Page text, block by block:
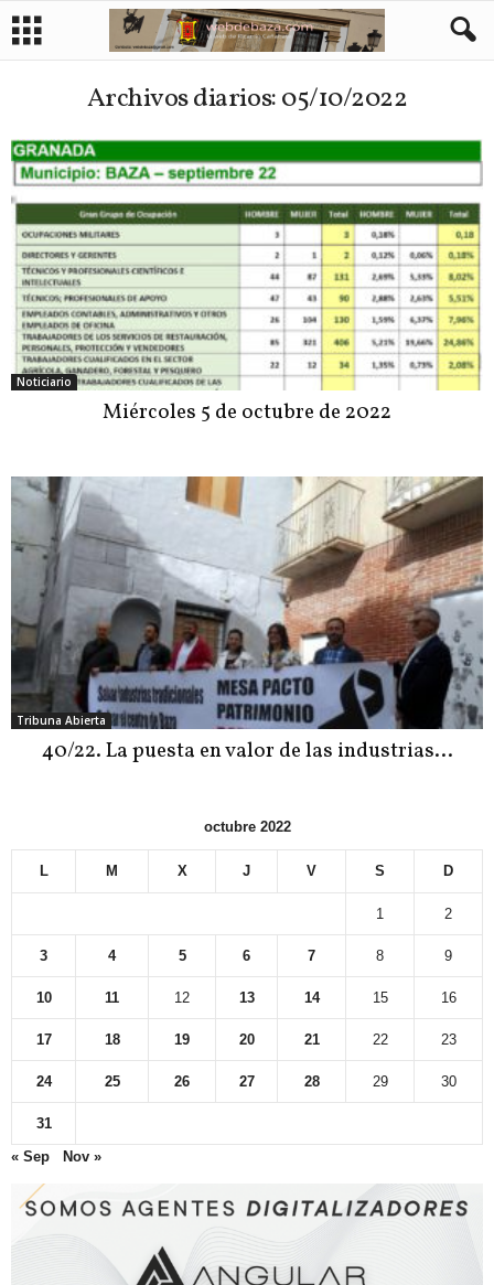
Archivos diarios: 05/10/2022
Noticiario
Miércoles 5 de octubre de 2022
Tribuna Abierta
40/22. La puesta en valor de las industrias…
octubre 2022
L M X J V S D
1 2
3 4 5 6 7 8 9
10 11 12 13 14 15 16
17 18 19 20 21 22 23
24 25 26 27 28 29 30
31
« Sep
Nov »